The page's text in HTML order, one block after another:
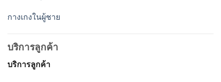
กางเกงในผู้ชาย
บริการลูกค้า
บริการลูกค้า